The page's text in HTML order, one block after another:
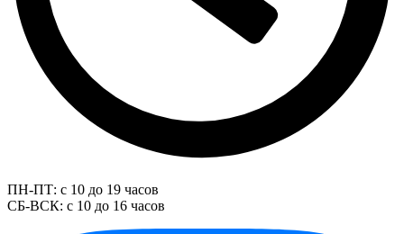
ПН-ПТ: с 10 до 19 часов
СБ-ВСК: с 10 до 16 часов